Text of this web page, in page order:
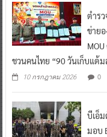
ตำร
ข่าย
ชวนคนไทย “90 วันเก็บแต้
10 กรกฎาคม 2026 0
บีเอ็ม
มอบ